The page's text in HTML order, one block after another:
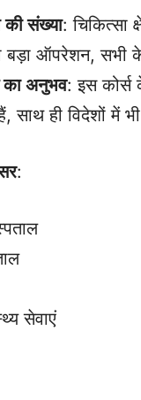
की संख्या: चिकित्सा
बड़ा ऑपरेशन,
का अनुभव: इस
साथ ही विदेशों में
:
सेवाएं